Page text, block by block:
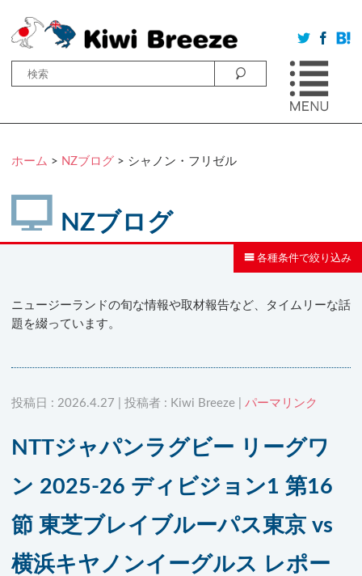
ホーム > NZブログ > シャノン・フリゼル
NZブログ
各種条件で絞り込み
ニュージーランドの旬な情報や取材報告など、タイムリーな話
題を綴っています。
投稿日 : 2026.4.27 | 投稿者 : Kiwi Breeze | パーマリンク
NTTジャパンラグビー リーグワ
ン 2025-26 ディビジョン1 第16
節 東芝ブレイブルーパス東京 vs
横浜キヤノンイーグルス レポー